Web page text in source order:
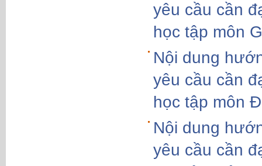
yêu cầu cần
học tập môn
Nội dung
yêu cầu cần
học tập môn
Nội dung
yêu cầu cần